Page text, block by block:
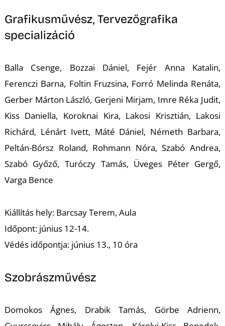
Grafikusművész, Tervezőgrafika
specializáció
Balla Csenge, Bozzai Dániel, Fejér Anna Katalin,
Ferenczi Barna, Foltin Fruzsina, Forró Melinda Renáta,
Gerber Márton László, Gerjeni Mirjam, Imre Réka Judit,
Kiss Daniella, Koroknai Kira, Lakosi Krisztián, Lakosi
Richárd, Lénárt Ivett, Máté Dániel, Németh Barbara,
Peltán-Bórsz Roland, Rohmann Nóra, Szabó Andrea,
Szabó Győző, Turóczy Tamás, Üveges Péter Gergő,
Varga Bence
Kiállítás hely: Barcsay Terem, Aula
Időpont: június 12-14.
Védés időpontja: június 13., 10 óra
Szobrászművész
Domokos Ágnes, Drabik Tamás, Görbe Adrienn,